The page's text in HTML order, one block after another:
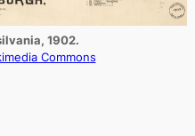
1902.
Commons